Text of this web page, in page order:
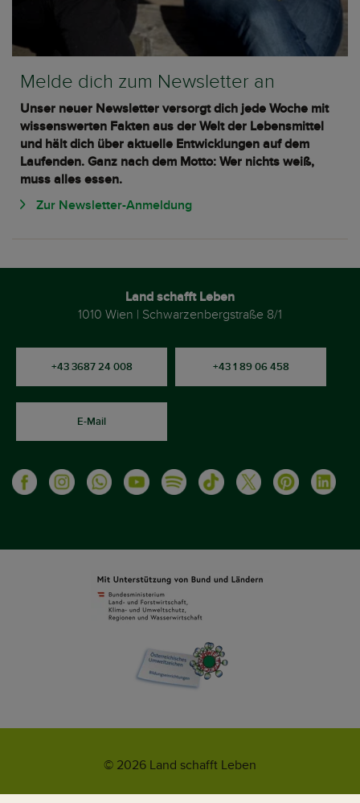
Melde dich zum Newsletter an
Unser neuer Newsletter versorgt dich jede Woche mit
wissenswerten Fakten aus der Welt der Lebensmittel
und hält dich über aktuelle Entwicklungen auf dem
Laufenden. Ganz nach dem Motto: Wer nichts weiß,
muss alles essen.
Zur Newsletter-Anmeldung
Land schafft Leben
1010 Wien | Schwarzenbergstraße 8/1
+43 3687 24 008 +43 1 89 06 458
E-Mail
© 2026 Land schafft Leben
Impressum AGB Kontakt Datenschutz Umweltzeichen